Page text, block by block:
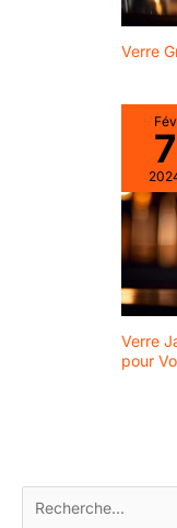
Verre
Fév
7
Verre
pour